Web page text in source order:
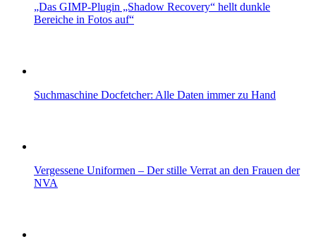
„Das GIMP-Plugin „Shadow Recovery“ hellt dunkle
Bereiche in Fotos auf“
Suchmaschine Docfetcher: Alle Daten immer zu Hand
Vergessene Uniformen – Der stille Verrat an den Frauen der
NVA